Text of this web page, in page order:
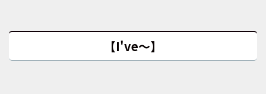
【I've～】